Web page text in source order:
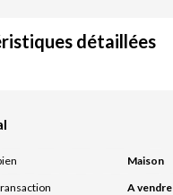
détaillées
Maison
A vendre